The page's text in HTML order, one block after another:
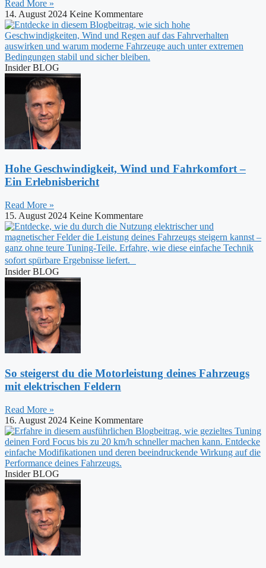
Read More »
14. August 2024 Keine Kommentare
Insider BLOG
Hohe Geschwindigkeit, Wind und Fahrkomfort –
Ein Erlebnisbericht
Read More »
15. August 2024 Keine Kommentare
Insider BLOG
So steigerst du die Motorleistung deines Fahrzeugs
mit elektrischen Feldern
Read More »
16. August 2024 Keine Kommentare
Insider BLOG